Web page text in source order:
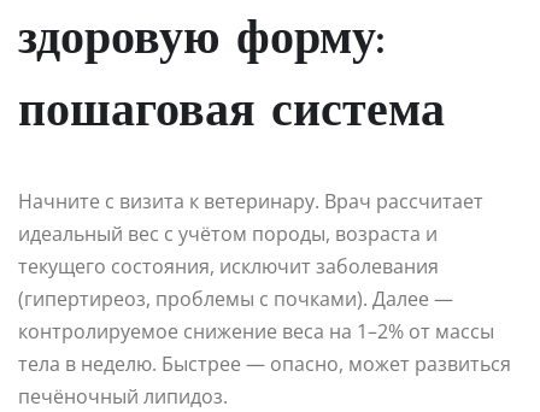
здоровую форму:
пошаговая система
Начните с визита к ветеринару. Врач рассчитает
идеальный вес с учётом породы, возраста и
текущего состояния, исключит заболевания
(гипертиреоз, проблемы с почками). Далее —
контролируемое снижение веса на 1–2% от массы
тела в неделю. Быстрее — опасно, может развиться
печёночный липидоз.